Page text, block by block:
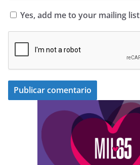
Yes, add me to your mailing list